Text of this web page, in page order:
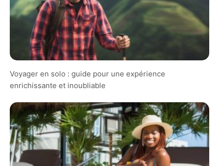
Voyager en solo : guide pour une expérience
enrichissante et inoubliable